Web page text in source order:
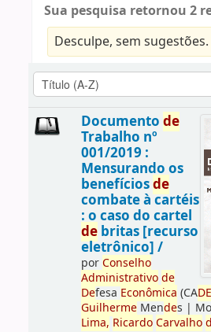
Sua pesquisa retornou 2
Desculpe, sem sugestões.
Documento de
Trabalho nº
001/2019 :
Mensurando os
benefíciosde
combate à cartéis
: o caso do cartel
debritas [recurso
eletrônico] /
porConselho
Administrativo de
Defesa Econômica (CADE
GuilhermeMendes |
Lima, Ricardo Carvalho